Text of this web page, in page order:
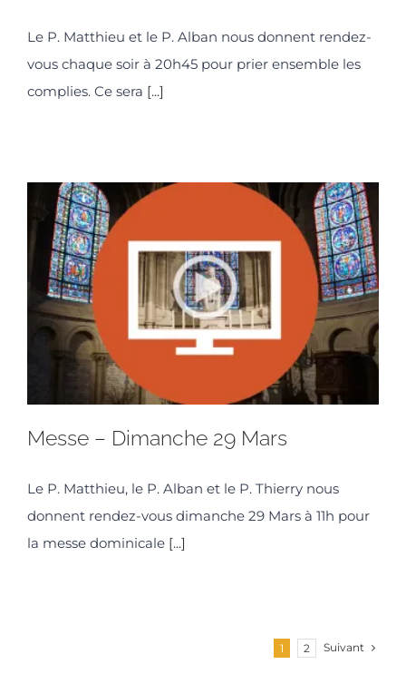
Le P. Matthieu et le P. Alban nous donnent rendez-
vous chaque soir à 20h45 pour prier ensemble les
complies. Ce sera [...]
Messe – Dimanche 29 Mars
Le P. Matthieu, le P. Alban et le P. Thierry nous
donnent rendez-vous dimanche 29 Mars à 11h pour
la messe dominicale [...]
1 2 Suivant